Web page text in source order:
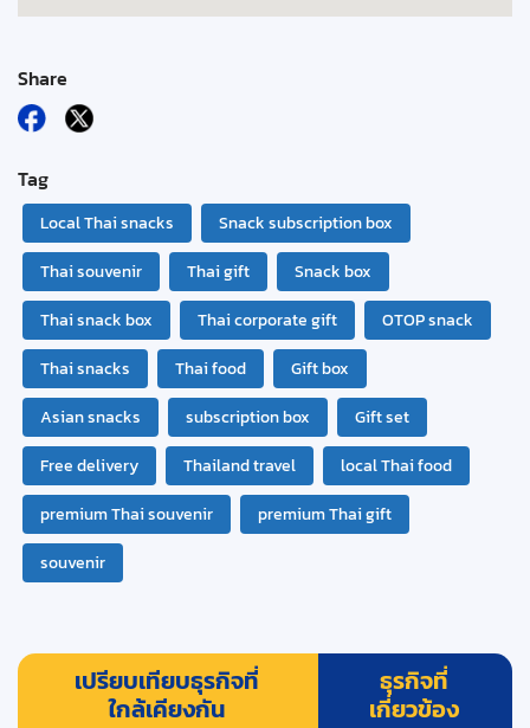
Share
Tag
Local Thai snacks
Snack subscription box
Thai souvenir
Thai gift
Snack box
Thai snack box
Thai corporate gift
OTOP snack
Thai snacks
Thai food
Gift box
Asian snacks
subscription box
Gift set
Free delivery
Thailand travel
local Thai food
premium Thai souvenir
premium Thai gift
souvenir
เปรียบเทียบธุรกิจที่
ใกล้เคียงกัน
ธุรกิจที่
เกี่ยวข้อง